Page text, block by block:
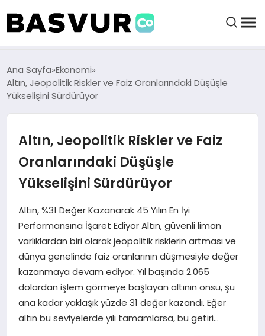
BAŞVURULAR
BAYILIKLER
HABERLER
KRIPTO HABER
Ana Sayfa Ekonomi
Altın, Jeopolitik Riskler ve Faiz Oranlarındaki Düşüşle
Yükselişini Sürdürüyor
Altın, Jeopolitik Riskler ve Faiz
Oranlarındaki Düşüşle
Yükselişini Sürdürüyor
Altın, %31 Değer Kazanarak 45 Yılın En İyi
Performansına İşaret Ediyor Altın, güvenli liman
varlıklardan biri olarak jeopolitik risklerin artması ve
dünya genelinde faiz oranlarının düşmesiyle değer
kazanmaya devam ediyor. Yıl başında 2.065
dolardan işlem görmeye başlayan altının onsu, şu
ana kadar yaklaşık yüzde 31 değer kazandı. Eğer
altın bu seviyelerde yılı tamamlarsa, bu getiri…